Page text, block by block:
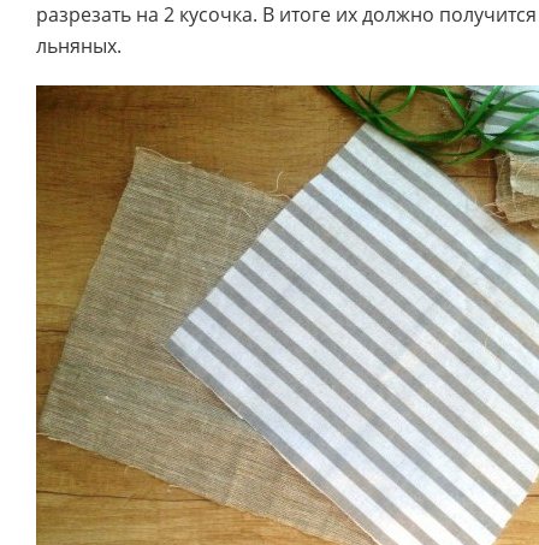
разрезать на 2 кусочка. В итоге их должно
льняных.